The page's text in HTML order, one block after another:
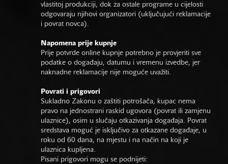
vlastitoj produkciji, dok za ostale programe u cijelosti
odgovaraju njihovi organizatori (uključujući reklamacije
i povrat novca).
Napomena prije kupnje
Prije potvrde online kupnje potrebno je provjeriti sve
podatke o događaju, datumu i vremenu izvedbe, jer
naknadne reklamacije nije moguće uvažiti.
Povrati i prigovori
Sukladno Zakonu o zaštiti potrošača, kupac nema
pravo na jednostrani raskid ugovora (povrat ili zamjenu
ulaznice), osim u slučaju otkazivanja događaja. Povrat
sredstava moguć je isključivo za otkazane događaje, u
roku od 60 dana, na mjestu i na način na koji je
ulaznica kupljena.
Pisani prigovori mogu se podnijeti: